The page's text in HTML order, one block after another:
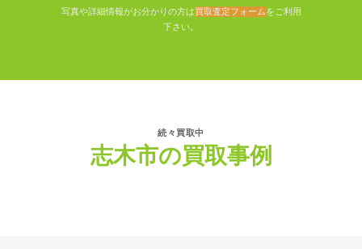
写真や詳細情報がお分かりの方は買取査定フォームをご利用
下さい。
続々買取中
志木市の買取事例